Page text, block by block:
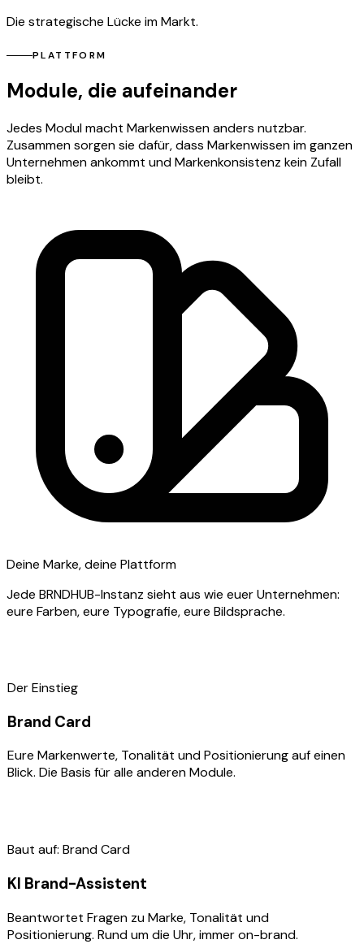
Die strategische Lücke im Markt.
PLATTFORM
Module, die aufeinander
Jedes Modul macht Markenwissen anders nutzbar.
Zusammen sorgen sie dafür, dass Markenwissen im ganzen
Unternehmen ankommt und Markenkonsistenz kein Zufall
bleibt.
Deine Marke, deine Plattform
Jede BRNDHUB-Instanz sieht aus wie euer Unternehmen:
eure Farben, eure Typografie, eure Bildsprache.
01
Der Einstieg
Brand Card
Eure Markenwerte, Tonalität und Positionierung auf einen
Blick. Die Basis für alle anderen Module.
02
Baut auf: Brand Card
KI Brand-Assistent
Beantwortet Fragen zu Marke, Tonalität und
Positionierung. Rund um die Uhr, immer on-brand.